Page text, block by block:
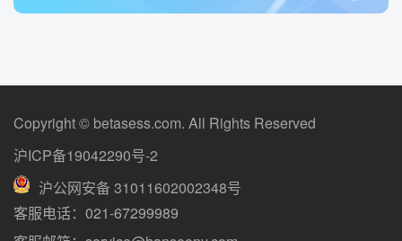
Copyright © betasess.com. All Rights Reserved
沪ICP备19042290号-2
沪公网安备 31011602002348号
客服电话：021-67299989